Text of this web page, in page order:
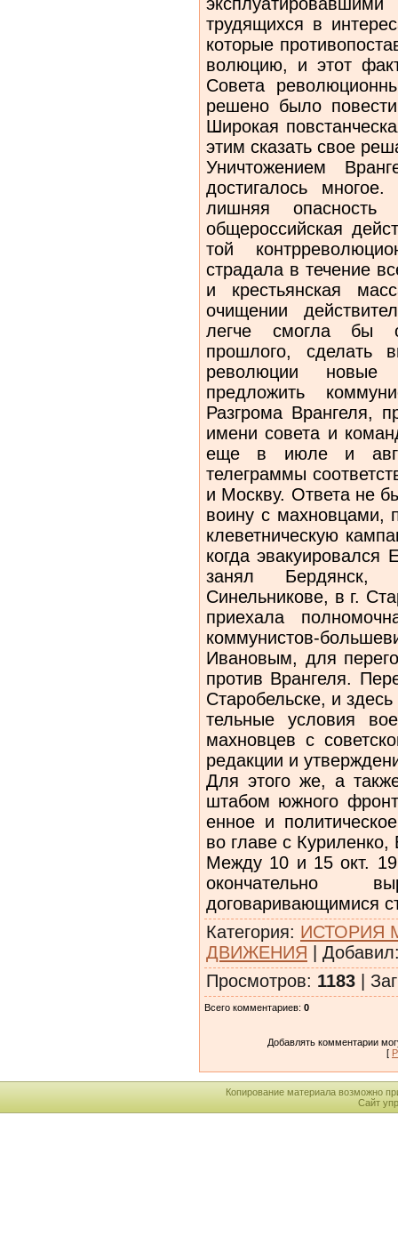
трудящихся в
которые
волюцию, и этот
Совета
решено было
Широкая
этим сказать свое
Уничтожением
достигалось
лишняя опасность
общероссийская
той
страдала в те­чение
и крестьянская
очищении
легче смогла бы
прошлого, сделать
революции
предложить
Разгрома Врангеля,
имени совета и
еще в июле и
телеграммы
и Москву. Ответа не
воину с махновцами,
клеветническую
когда эвакуировался
занял Бердянск,
Синельникове, в г.
приехала
коммунистов-
Ивановым, для
против Врангеля.
Старобельске, и
тельные условия
махновцев с
редакции и
Для этого же, а
штабом южного
енное и
во главе с
Между 10 и 15 окт.
оконча­тельно
договаривающимися
Категория: ИСТОРИЯ
ДВИЖЕНИЯ | Добавил
Просмотров: 1183 |
Всего комментариев: 0
Добавлять комментарии
[
Копирование материала возможно
Сайт